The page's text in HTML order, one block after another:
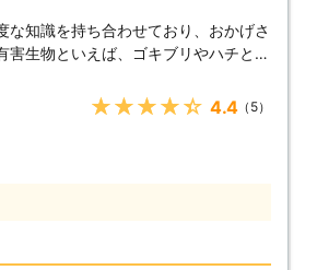
。 もちろん、24時間365日対応です
したらいつでもご相談を！ 無料現地
知識を持ち合わせており、おかげさ
害生物といえば、ゴキブリやハチとい
ませんが、ハトやカラスといった日常
含まれます。当社は創業40年を超え
で、お客様が心地よく安心してお過
くりをしております。もちろん自然
から公共機関に至るまで、様々な場所
★★★★★ 4.4（5）